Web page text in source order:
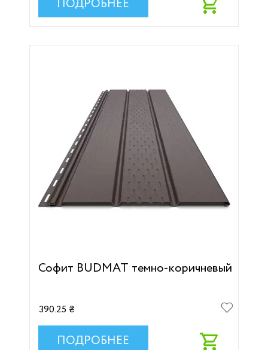
ПОДРОБНЕЕ
Софит BUDMAT темно-коричневый
390.25 ₴
ПОДРОБНЕЕ